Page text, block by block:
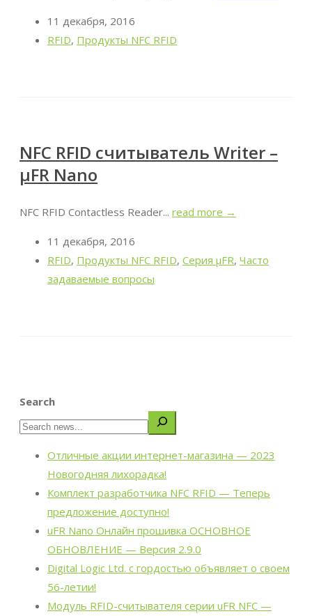
11 декабря, 2016
RFID, Продукты NFC RFID
NFC RFID считыватель Writer –
μFR Nano
NFC RFID Contactless Reader... read more →
11 декабря, 2016
RFID, Продукты NFC RFID, Серия μFR, Часто
задаваемые вопросы
Search
Отличные акции интернет-магазина — 2023
Новогодняя лихорадка!
Комплект разработчика NFC RFID — Теперь
предложение доступно!
uFR Nano Онлайн прошивка ОСНОВНОЕ
ОБНОВЛЕНИЕ — Версия 2.9.0
Digital Logic Ltd. с гордостью объявляет о своем
56-летии!
Модуль RFID-считывателя серии uFR NFC —